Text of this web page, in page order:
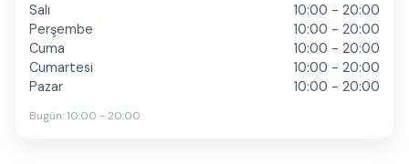
Salı
10:00 - 20:00
Perşembe
10:00 - 20:00
Cuma
10:00 - 20:00
Cumartesi
10:00 - 20:00
Pazar
10:00 - 20:00
Bugün: 10:00 - 20:00